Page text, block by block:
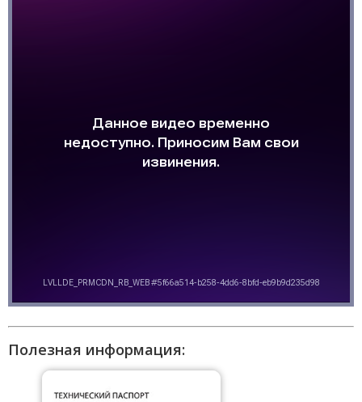
Полезная информация: